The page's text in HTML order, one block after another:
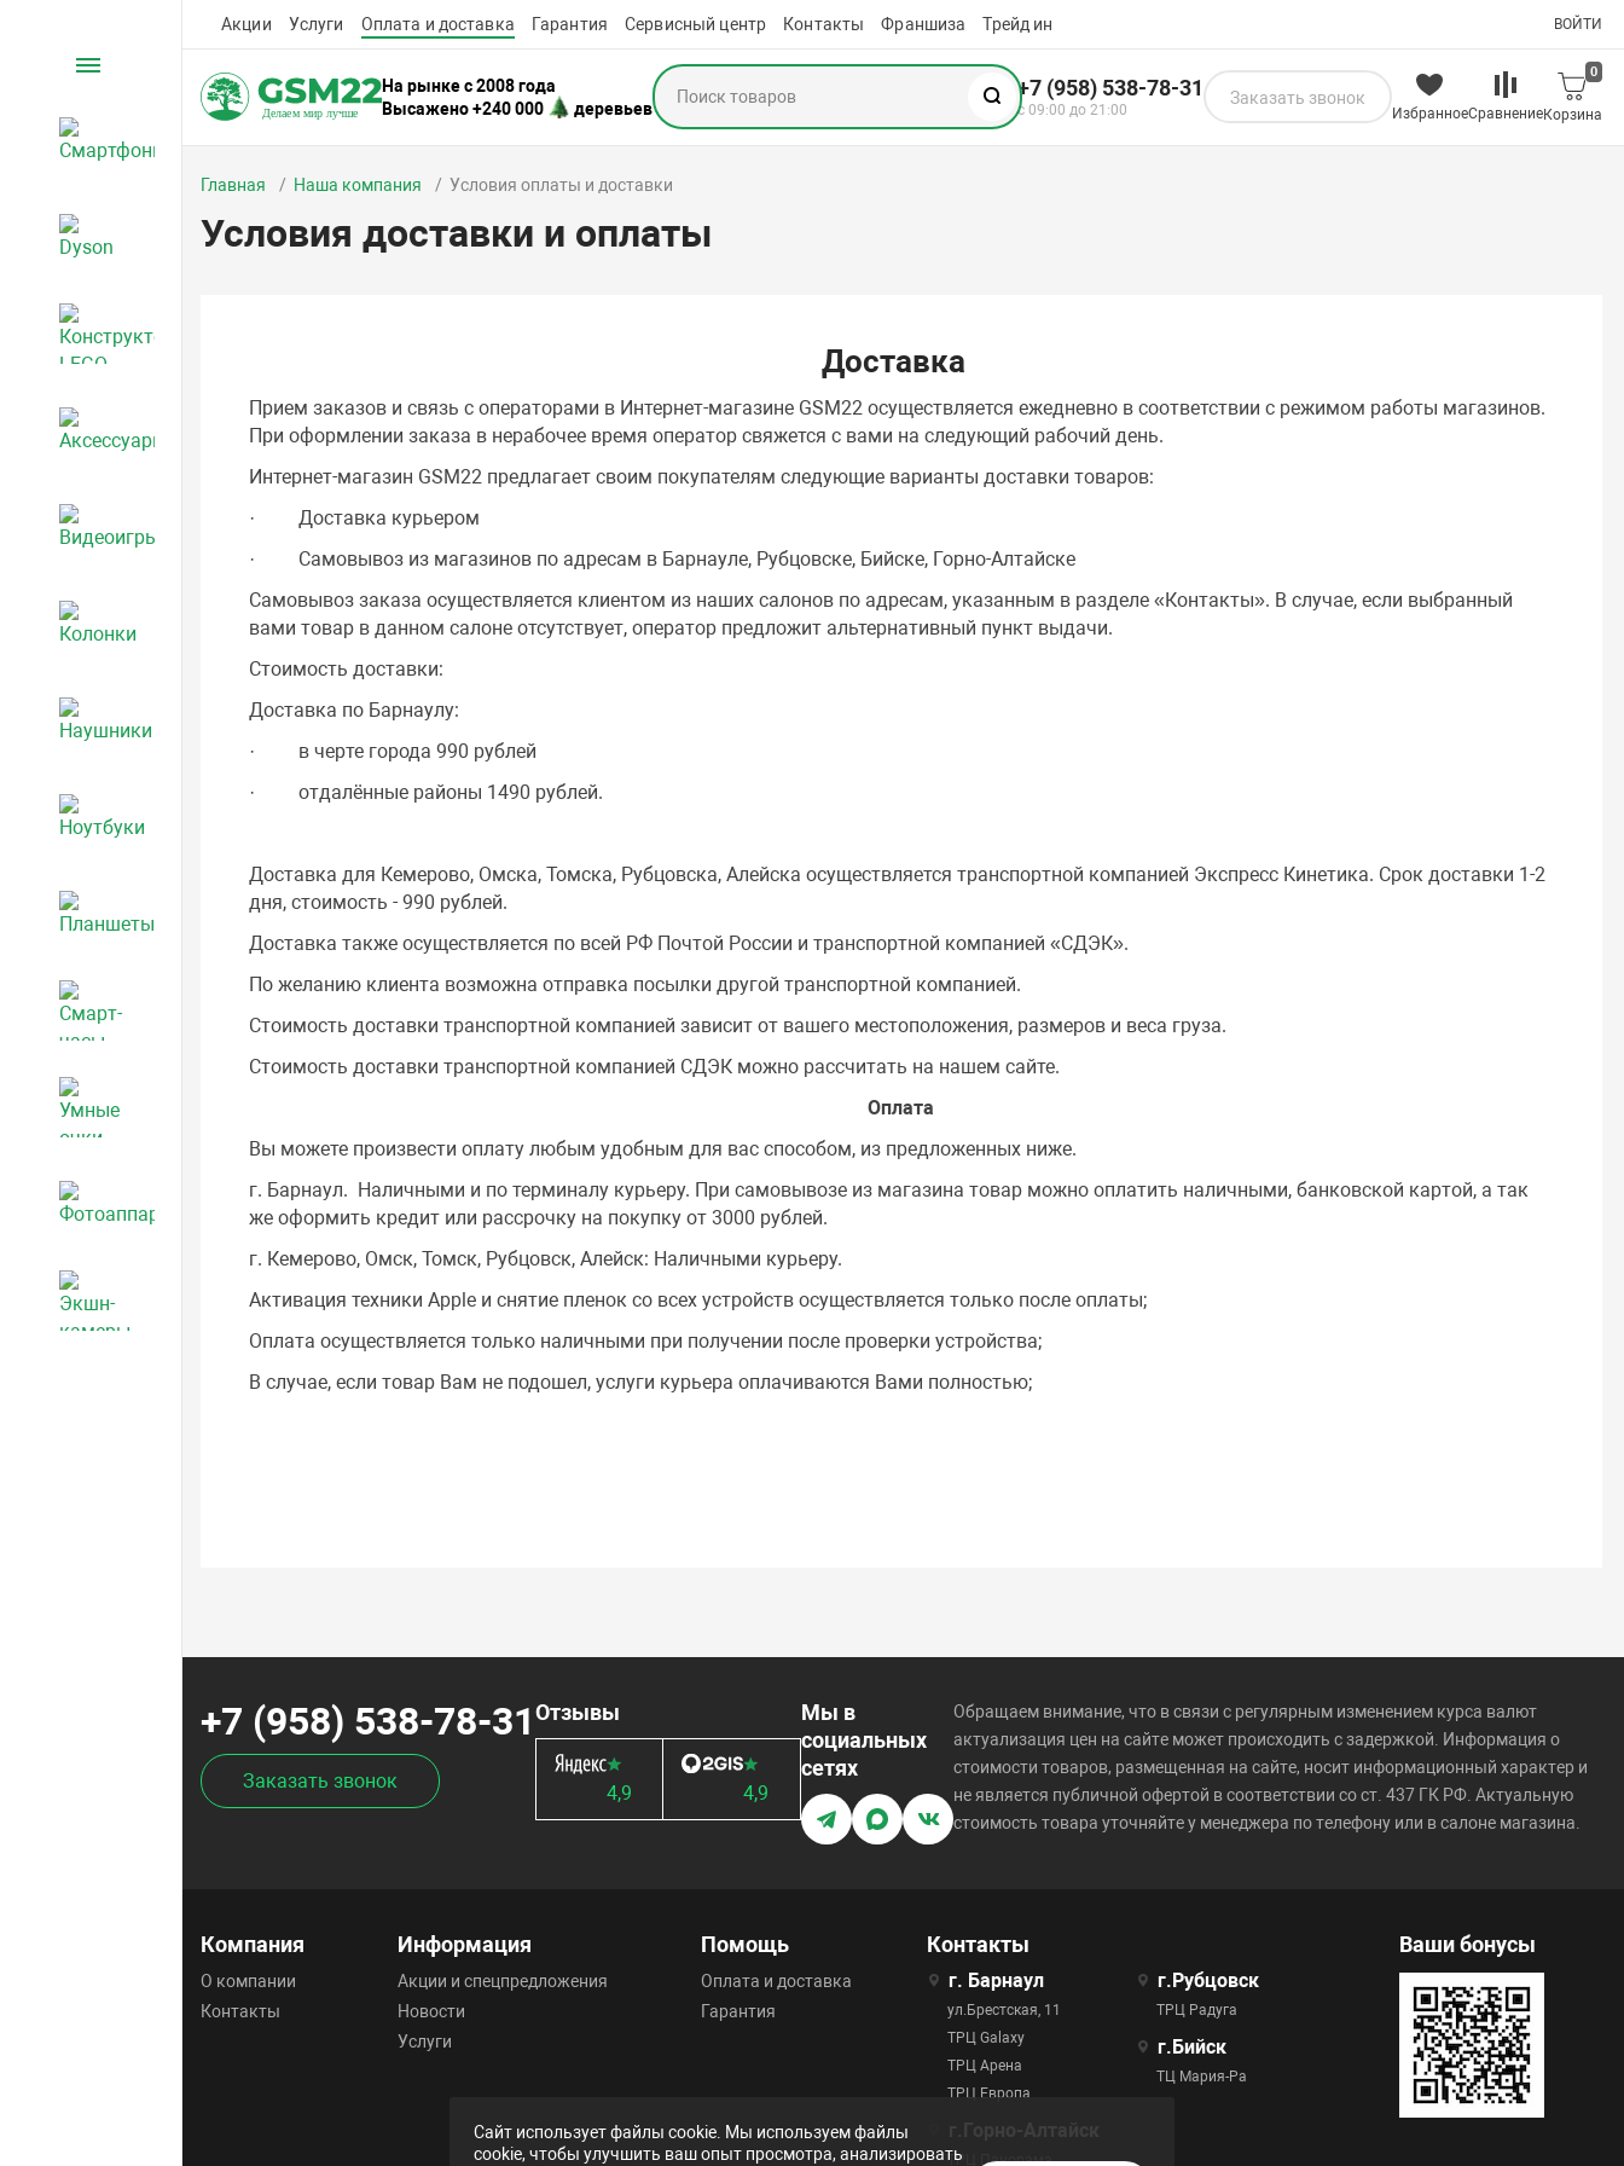
Акции Услуги Оплата и доставка Гарантия Сервисный центр Контакты Франшиза Трейд ин ВОЙТИ
На рынке с 2008 года
Высажено +240 000
деревьев
+7 (958) 538-78-31
с 09:00 до 21:00
Заказать звонок
ИзбранноеСравнение
0
Корзина
Аксессуары
Фотоаппараты
Экшн-камеры
Главная Наша компания Условия оплаты и доставки
Условия доставки и оплаты
Доставка
Прием заказов и связь с операторами в Интернет-магазине GSM22 осуществляется ежедневно в соответствии с режимом работы магазинов.
При оформлении заказа в нерабочее время оператор свяжется с вами на следующий рабочий день.
Интернет-магазин GSM22 предлагает своим покупателям следующие варианты доставки товаров:
· Доставка курьером
· Самовывоз из магазинов по адресам в Барнауле, Рубцовске, Бийске, Горно-Алтайске
Самовывоз заказа осуществляется клиентом из наших салонов по адресам, указанным в разделе «Контакты». В случае, если выбранный
вами товар в данном салоне отсутствует, оператор предложит альтернативный пункт выдачи.
Стоимость доставки:
Доставка по Барнаулу:
· в черте города 990 рублей
· отдалённые районы 1490 рублей.
Доставка для Кемерово, Омска, Томска, Рубцовска, Алейска осуществляется транспортной компанией Экспресс Кинетика. Срок доставки 1-2
дня, стоимость - 990 рублей.
Доставка также осуществляется по всей РФ Почтой России и транспортной компанией «СДЭК».
По желанию клиента возможна отправка посылки другой транспортной компанией.
Стоимость доставки транспортной компанией зависит от вашего местоположения, размеров и веса груза.
Стоимость доставки транспортной компанией СДЭК можно рассчитать на нашем сайте.
Оплата
Вы можете произвести оплату любым удобным для вас способом, из предложенных ниже.
г. Барнаул. Наличными и по терминалу курьеру. При самовывозе из магазина товар можно оплатить наличными, банковской картой, а так
же оформить кредит или рассрочку на покупку от 3000 рублей.
г. Кемерово, Омск, Томск, Рубцовск, Алейск: Наличными курьеру.
Активация техники Apple и снятие пленок со всех устройств осуществляется только после оплаты;
Оплата осуществляется только наличными при получении после проверки устройства;
В случае, если товар Вам не подошел, услуги курьера оплачиваются Вами полностью;
+7 (958) 538-78-31
Заказать звонок
Отзывы
4,9 4,9
Мы в
социальных
сетях
Обращаем внимание, что в связи с регулярным изменением курса валют
актуализация цен на сайте может происходить с задержкой. Информация о
стоимости товаров, размещенная на сайте, носит информационный характер и
не является публичной офертой в соответствии со ст. 437 ГК РФ. Актуальную
стоимость товара уточняйте у менеджера по телефону или в салоне магазина.
Компания
О компании
Контакты
Информация
Акции и спецпредложения
Новости
Услуги
Помощь
Оплата и доставка
Гарантия
Контакты
г. Барнаул
ул.Брестская, 11
ТРЦ Galaxy
ТРЦ Арена
ТРЦ Европа
ТРЦ Панорама
г.Рубцовск
ТРЦ Радуга
г.Бийск
ТЦ Мария-Ра
Ваши бонусы
Сайт использует файлы cookie. Мы используем файлы
cookie, чтобы улучшить ваш опыт просмотра, анализировать